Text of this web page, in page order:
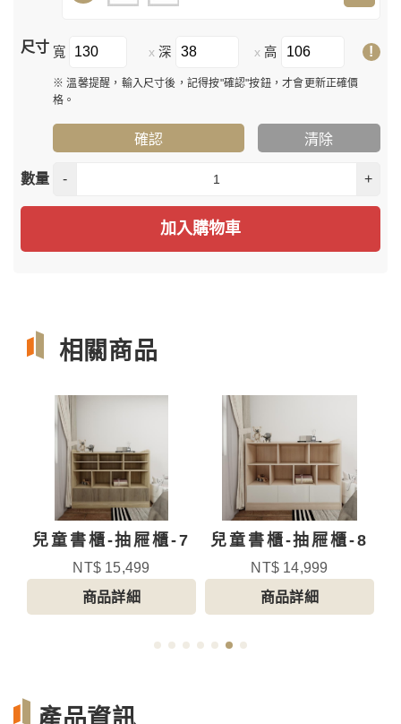
尺寸 寬 x 深 x 高 !
※ 溫馨提醒，輸入尺寸後，記得按"確認"按鈕，才會更新正確價
格。
確認 清除
數量 - +
加入購物車
相關商品
兒童書櫃-抽屜櫃-7
NT$ 15,499
商品詳細
兒童書櫃-抽屜櫃-8
NT$ 14,999
商品詳細